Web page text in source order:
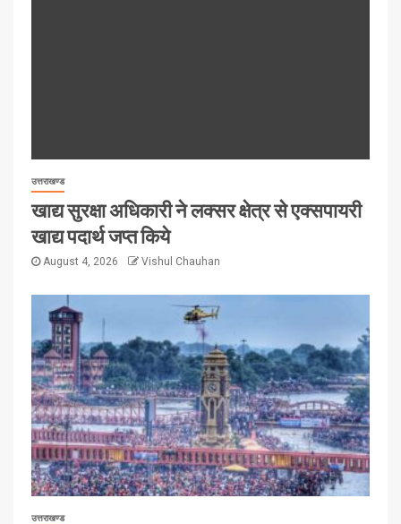
उत्तराखण्ड
खाद्य सुरक्षा अधिकारी ने लक्सर क्षेत्र से एक्सपायरी
खाद्य पदार्थ जप्त किये
August 4, 2026 Vishul Chauhan
उत्तराखण्ड